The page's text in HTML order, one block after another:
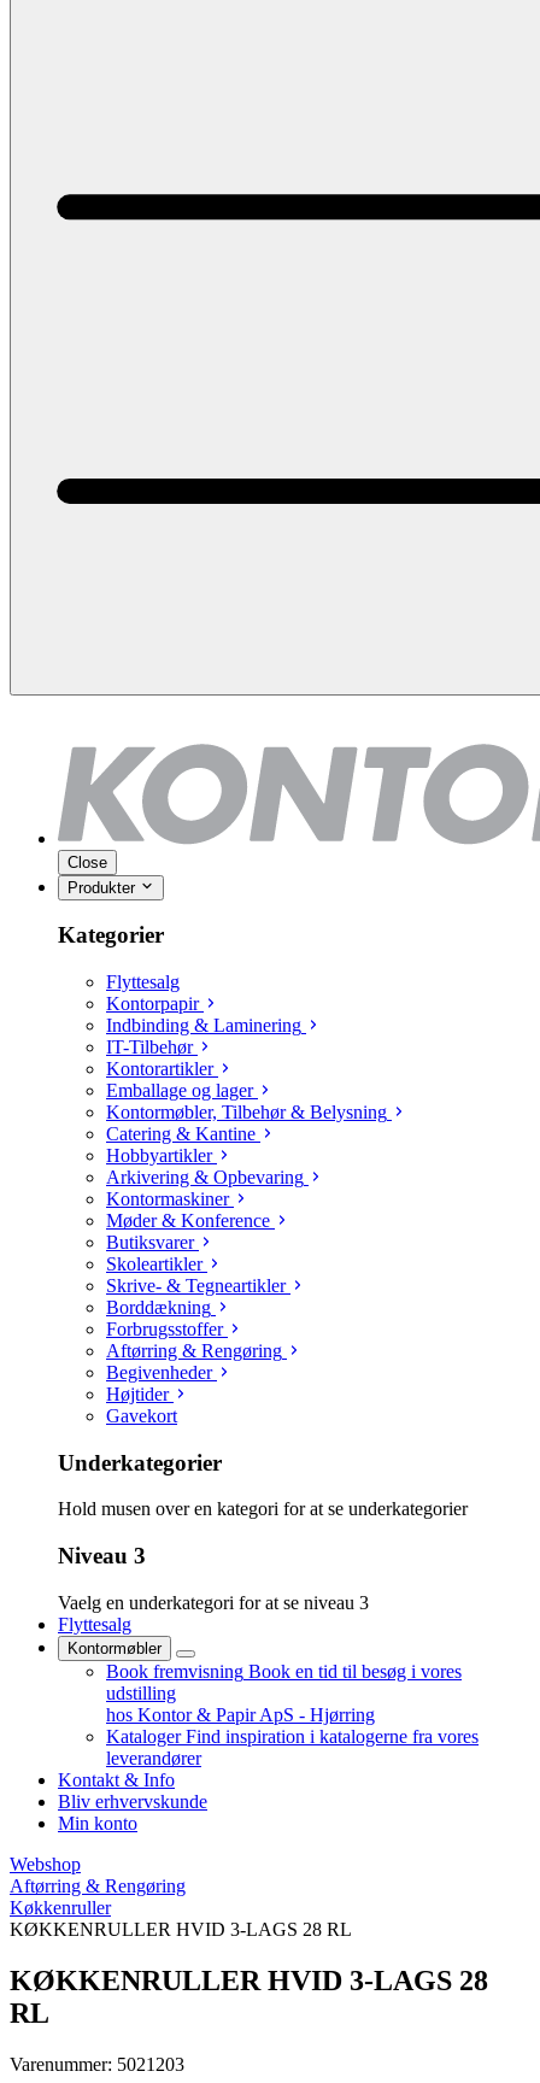
Close
Produkter
Kategorier
Flyttesalg
Kontorpapir
Indbinding & Laminering
IT-Tilbehør
Kontorartikler
Emballage og lager
Kontormøbler, Tilbehør & Belysning
Catering & Kantine
Hobbyartikler
Arkivering & Opbevaring
Kontormaskiner
Møder & Konference
Butiksvarer
Skoleartikler
Skrive- & Tegneartikler
Borddækning
Forbrugsstoffer
Aftørring & Rengøring
Begivenheder
Højtider
Gavekort
Underkategorier
Hold musen over en kategori for at se underkategorier
Niveau 3
Vaelg en underkategori for at se niveau 3
Flyttesalg
Kontormøbler
Book fremvisning Book en tid til besøg i vores
udstilling
hos Kontor & Papir ApS - Hjørring
Kataloger Find inspiration i katalogerne fra vores
leverandører
Kontakt & Info
Bliv erhvervskunde
Min konto
Webshop
Aftørring & Rengøring
Køkkenruller
KØKKENRULLER HVID 3-LAGS 28 RL
KØKKENRULLER HVID 3-LAGS 28
RL
Varenummer: 5021203